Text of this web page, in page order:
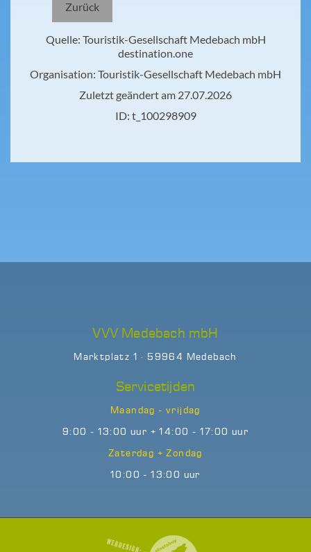
VVV Medebach mbH
Marktplatz 1 · 59964 Medebach
Servicetijden
Maandag - vrijdag
9:00 - 13:00 uur + 14:00 - 17:00 uur
Zaterdag + Zondag
10:00 - 13:00 uur